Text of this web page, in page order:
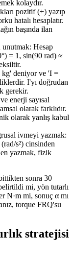
kolaydır.
pozitif (+) yazıp
hatalı hesaplatır.
başında ilan
unutmak: Hesap
= 1, sin(90 rad) ≈
kg' deniyor ve 'I =
I'yı doğrudan
gerekir.
enerji sayısal
olarak farklıdır.
olarak yanlış kabul
ivmeyi yazmak:
s²) cinsinden
yazmak, fizik
sonra 30
mi, yön tutarlı
N·m mi, sonuç α mı
torque FRQ'su
stratejisi